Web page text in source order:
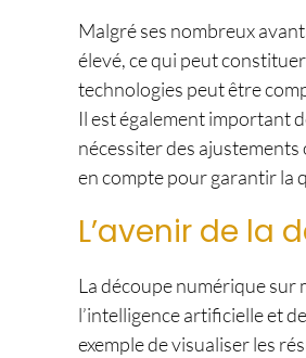
Malgré ses nombreux
élevé, ce qui peut
technologies peut être
Il est également important
nécessiter des
en compte pour garantir la
L’avenir de la
La découpe numérique sur
l’intelligence artificielle et
exemple de visualiser les